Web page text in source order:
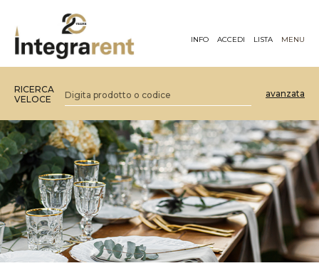
INFO ACCEDI LISTA MENU
RICERCA
VELOCE
avanzata